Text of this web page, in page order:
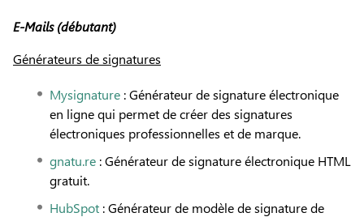
E-Mails (débutant)
Générateurs de signatures
Mysignature : Générateur de signature électronique
en ligne qui permet de créer des signatures
électroniques professionnelles et de marque.
gnatu.re : Générateur de signature électronique HTML
gratuit.
HubSpot : Générateur de modèle de signature de